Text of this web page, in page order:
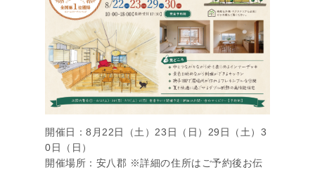
開催日：8月22日（土）23日（日）29日（土）3
0日（日）
開催場所：安八郡 ※詳細の住所はご予約後お伝